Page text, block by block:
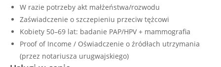
W razie potrzeby akt małżeństwa/rozwodu
Zaświadczenie o szczepieniu przeciw tężcowi
Kobiety 50–69 lat: badanie PAP/HPV + mammografia
Proof of Income / Oświadczenie o źródłach utrzymania
(przez notariusza urugwajskiego)